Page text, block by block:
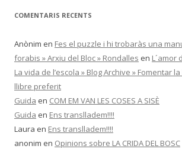
COMENTARIS RECENTS
Anònim en Fes el puzzle i hi trobaràs una
forabis » Arxiu del Bloc » Rondalles en L´amor
La vida de l’escola » Blog Archive » Fomentar
llibre preferit
Guida en COM EM VAN LES COSES A SISÈ
Guida en Ens translladem!!!!
Laura en Ens translladem!!!!
anonim en Opinions sobre LA CRIDA DEL BOSC